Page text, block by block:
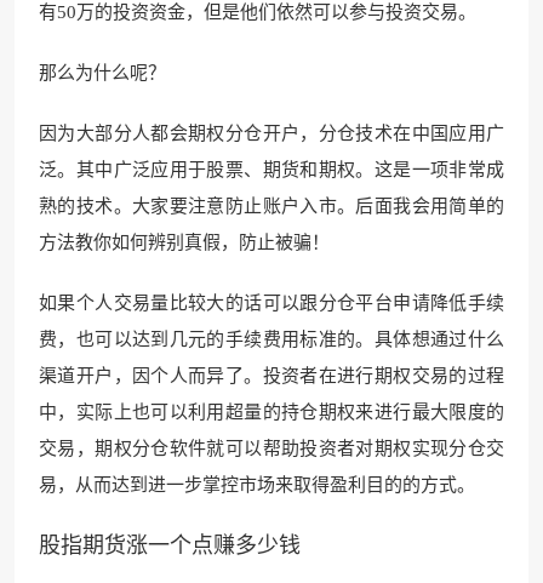
有50万的投资资金，但是他们依然可以参与投资交易。
那么为什么呢？
因为大部分人都会期权分仓开户，分仓技术在中国应用广
泛。其中广泛应用于股票、期货和期权。这是一项非常成
熟的技术。大家要注意防止账户入市。后面我会用简单的
方法教你如何辨别真假，防止被骗！
如果个人交易量比较大的话可以跟分仓平台申请降低手续
费，也可以达到几元的手续费用标准的。具体想通过什么
渠道开户，因个人而异了。投资者在进行期权交易的过程
中，实际上也可以利用超量的持仓期权来进行最大限度的
交易，期权分仓软件就可以帮助投资者对期权实现分仓交
易，从而达到进一步掌控市场来取得盈利目的的方式。
股指期货涨一个点赚多少钱